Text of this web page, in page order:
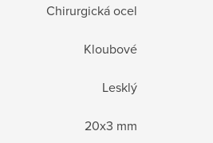
Chirurgická ocel
Kloubové
Lesklý
20x3 mm